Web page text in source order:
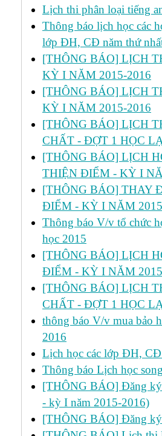
Lịch thi phân loại tiếng
Thông báo lịch học các
lớp ĐH, CĐ năm thứ
[THÔNG BÁO] LỊCH
KỲ I NĂM 2015-2016
[THÔNG BÁO] LỊCH
KỲ I NĂM 2015-2016
[THÔNG BÁO] LỊCH
CHẤT - ĐỢT 1 HỌC
[THÔNG BÁO] LỊCH
THIỆN ĐIỂM - KỲ I
[THÔNG BÁO] THAY
ĐIỂM - KỲ I NĂM
Thông báo V/v tổ chức
học 2015
[THÔNG BÁO] LỊCH
ĐIỂM - KỲ I NĂM
[THÔNG BÁO] LỊCH
CHẤT - ĐỢT 1 HỌC
thông báo V/v mua bảo
2016
Lịch học các lớp ĐH, CĐ
Thông báo Lịch học
[THÔNG BÁO] Đăng ký
- kỳ I năm 2015-2016)
[THÔNG BÁO] Đăng ký